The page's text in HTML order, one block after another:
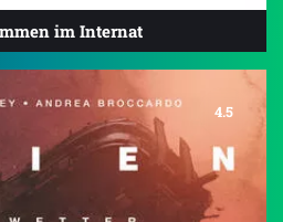
im Internat
4.5